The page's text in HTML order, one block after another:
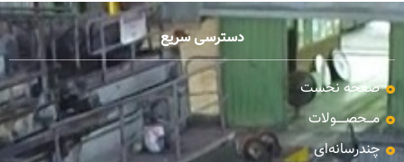
دسترسی سریع
صفحه نخست
مـــحصـــــولات
چندرسانه‌ای